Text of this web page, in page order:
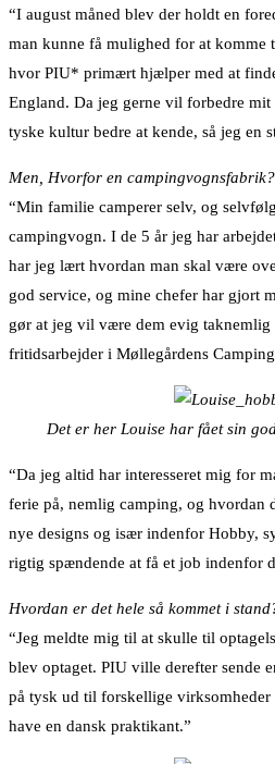
“I august måned blev der holdt en
man kunne få mulighed for at komme
hvor PIU* primært hjælper med at
England. Da jeg gerne vil forbedre
tyske kultur bedre at kende, så jeg en
Men, Hvorfor en campingvognsfabrik?
“Min familie camperer selv, og
campingvogn. I de 5 år jeg har
har jeg lært hvordan man skal være
god service, og mine chefer har gjort
gør at jeg vil være dem evig
fritidsarbejder i Møllegårdens
Det er her Louise har fået sin
“Da jeg altid har interesseret mig for
ferie på, nemlig camping, og hvordan
nye designs og især indenfor Hobby,
rigtig spændende at få et job indenfor
Hvordan er det hele så kommet i
“Jeg meldte mig til at skulle til
blev optaget. PIU ville derefter sende
på tysk ud til forskellige
have en dansk praktikant.”